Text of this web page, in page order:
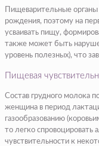
Пищеварительные
рождения, поэтому на
усваивать пищу,
также может быть
уровень полезных), что
Пищевая
Состав грудного молока
женщина в период
газообразованию
то легко
чувствительности к